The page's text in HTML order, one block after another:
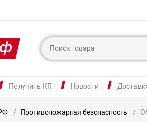
Получить КП Новости
Противопожарная безопасность